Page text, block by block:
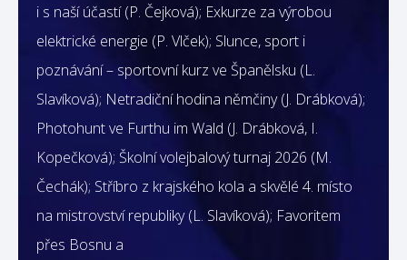
i s naší účastí (P. Čejková); Exkurze za výrobou
elektrické energie (P. Vlček); Slunce, sport i
poznávání – sportovní kurz ve Španělsku (L.
Slavíková); Netradiční hodina němčiny (J. Drábková);
Photohunt ve Furthu im Wald (J. Drábková, I.
Kopečková); Školní volejbalový turnaj 2026 (M.
Čechák); Stříbro z krajského kola a skvělé 4. místo
na mistrovství republiky (L. Slavíková); Favoritem
přes Bosnu a